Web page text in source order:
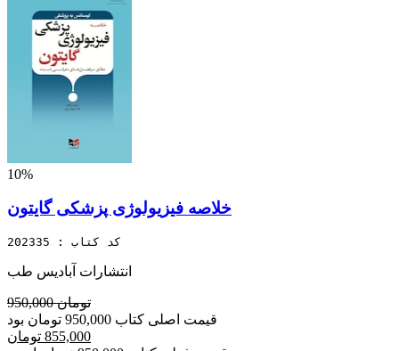
10%
خلاصه فیزیولوژی پزشکی گایتون
کد کتاب : 202335
انتشارات آبادیس طب
950,000 تومان
قیمت اصلی کتاب 950,000 تومان بود
855,000 تومان